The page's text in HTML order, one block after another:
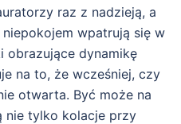
raz z nadzieją, a
niepokojem wpatrują się w
obrazujące dynamikę
na to, że wcześniej, czy
otwarta. Być może na
nie tylko kolacje przy